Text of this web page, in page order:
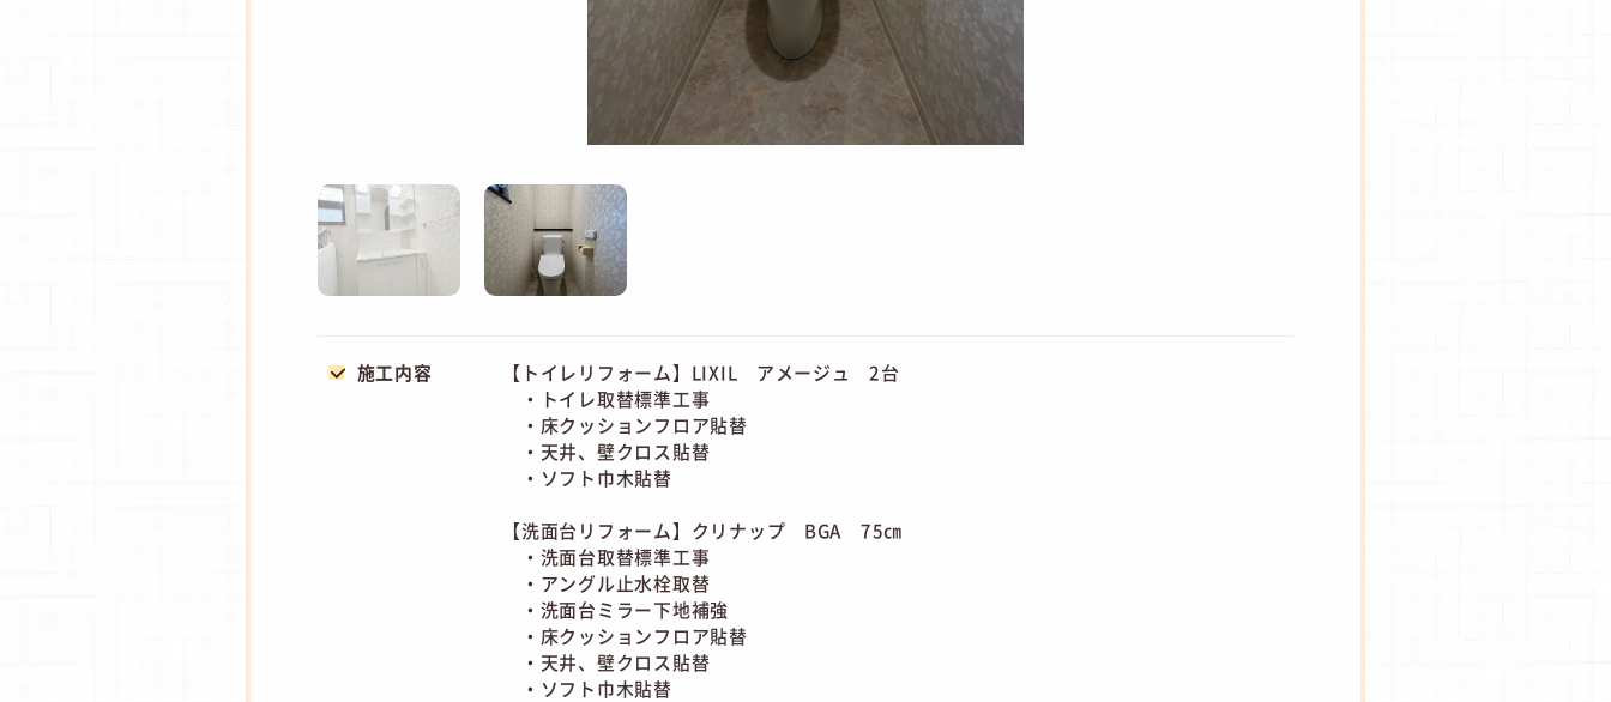
施工内容
【トイレリフォーム】LIXIL アメージュ 2台
・トイレ取替標準工事
・床クッションフロア貼替
・天井、壁クロス貼替
・ソフト巾木貼替
【洗面台リフォーム】クリナップ BGA 75㎝
・洗面台取替標準工事
・アングル止水栓取替
・洗面台ミラー下地補強
・床クッションフロア貼替
・天井、壁クロス貼替
・ソフト巾木貼替